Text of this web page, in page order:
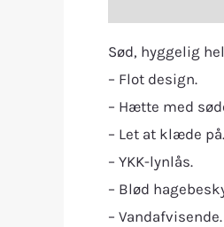
Sød, hyggelig
– Flot design.
– Hætte med
– Let at klæde på.
– YKK-lynlås.
– Blød
– Vandafvisende.